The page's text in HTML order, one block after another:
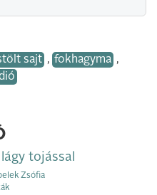
sajt , fokhagyma ,
tojással
Zsófia